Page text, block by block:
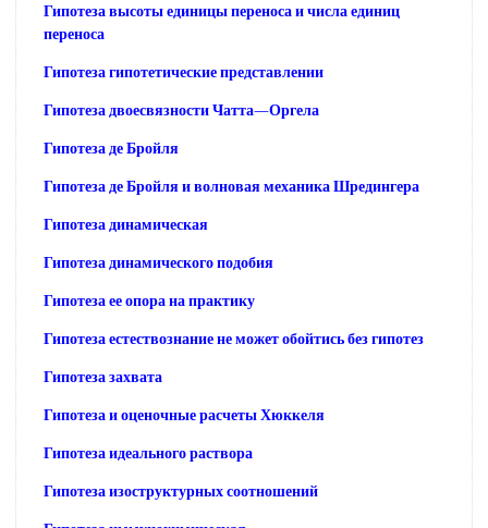
Гипотеза высоты единицы переноса и числа единиц
переноса
Гипотеза гипотетические представлении
Гипотеза двоесвязности Чатта—Оргела
Гипотеза де Бройля
Гипотеза де Бройля и волновая механика Шредингера
Гипотеза динамическая
Гипотеза динамического подобия
Гипотеза ее опора на практику
Гипотеза естествознание не может обойтись без гипотез
Гипотеза захвата
Гипотеза и оценочные расчеты Хюккеля
Гипотеза идеального раствора
Гипотеза изоструктурных соотношений